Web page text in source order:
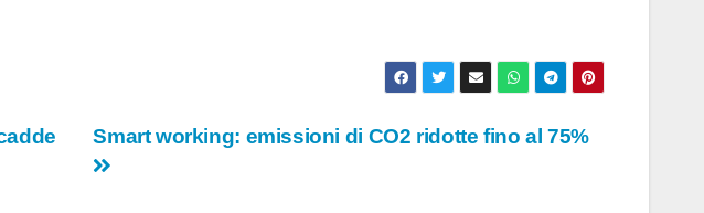
Smart working: emissioni di CO2 ridotte fino al 75%